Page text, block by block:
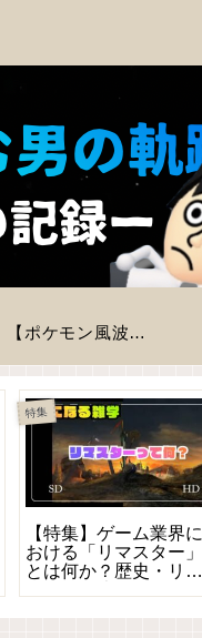
【ポケモン風波】現時点で判明している登場ポケモン一覧
特集
【特集】ゲーム業界に
おける「リマスター」
とは何か？歴史・リメ